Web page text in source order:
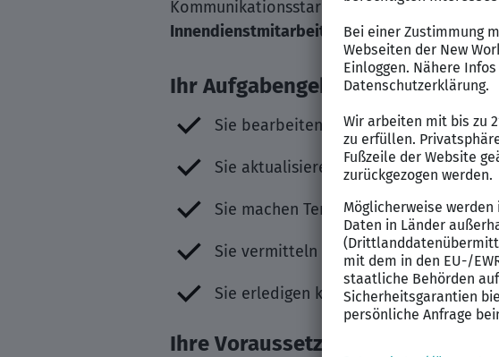
Kommunikationsstarken,
Innendienstmitarbeiter / Agenturassistent
Ihr Aufgabengebiet
Sie bearbeiten alle Geschäftsvorfälle
Sie aktualisieren eigenständig
Sie machen Termine und bereiten
Sie vermitteln spartenübergreifend
Sie erledigen klassische Büroaufgaben.
Ihre Voraussetzungen